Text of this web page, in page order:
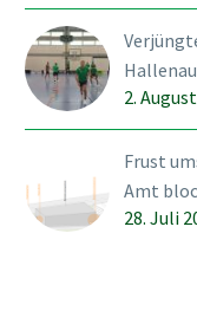
2.
Frust
Amt
28. Juli